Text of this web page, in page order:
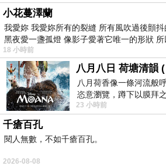
題，提出未來數位趨勢論點：「現代
超過50%，未來消費者的眼球，
(Mobile
時間碎片化，唯有透過「數據」，才
重建」。顏玉芬總經理將2020各項
據整合」、「平台軟件整合」、「
來數位廣告的發展重點，透過有效整
才能真實踐「One Platform Total
接下來由各產業專家，以不同立場
小花蔓澤蘭
我愛妳 我愛妳所有的裂縫 所有風吹過後顫
黑夜愛一盞孤燈 像影子愛著它唯一的形狀
18 小時前
八月八日 荷塘清韻
八月荷香像一條河流般
恣意瀏覽，蹲下以膜拜
時我把美麗的遐想掛在
23 小時前
千瘡百孔
閱人無數，不如千瘡百孔。
2026-08-08